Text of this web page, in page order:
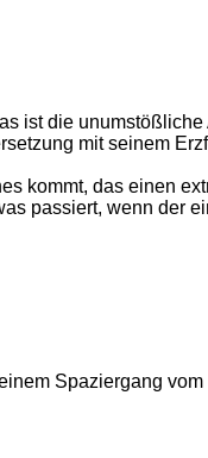
ist die
mit seinem
kommt, das einen
passiert, wenn der
Spaziergang